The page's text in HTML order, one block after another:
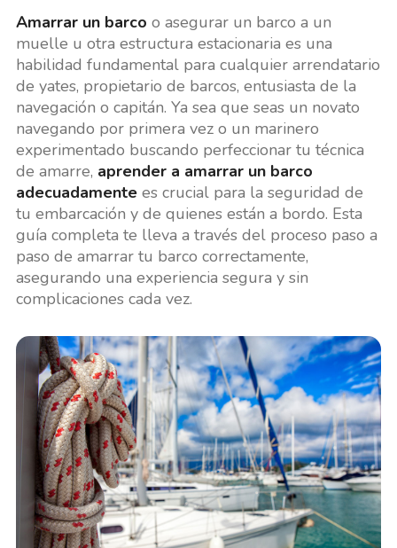
Amarrar un barco o asegurar un barco a un
muelle u otra estructura estacionaria es una
habilidad fundamental para cualquier arrendatario
de yates, propietario de barcos, entusiasta de la
navegación o capitán. Ya sea que seas un novato
navegando por primera vez o un marinero
experimentado buscando perfeccionar tu técnica
de amarre, aprender a amarrar un barco
adecuadamentees crucial para la seguridad de
tu embarcación y de quienes están a bordo. Esta
guía completa te lleva a través del proceso paso a
paso de amarrar tu barco correctamente,
asegurando una experiencia segura y sin
complicaciones cada vez.